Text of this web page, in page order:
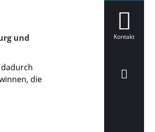
Kontakt
und
die